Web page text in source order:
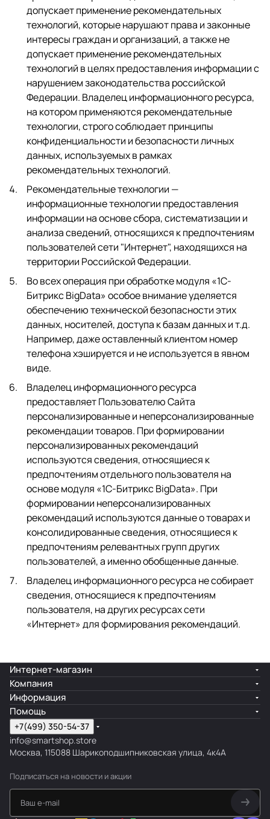
допускает применение рекомендательных
технологий, которые нарушают права и законные
интересы граждан и организаций, а также не
допускает применение рекомендательных
технологий в целях предоставления информации с
нарушением законодательства российской
Федерации. Владелец информационного ресурса,
на котором применяются рекомендательные
технологии, строго соблюдает принципы
конфиденциальности и безопасности личных
данных, используемых в рамках
рекомендательных технологий.
Рекомендательные технологии —
информационные технологии предоставления
информации на основе сбора, систематизации и
анализа сведений, относящихся к предпочтениям
пользователей сети "Интернет", находящихся на
территории Российской Федерации.
Во всех операция при обработке модуля «1C-
Битрикс BigData» особое внимание уделяется
обеспечению технической безопасности этих
данных, носителей, доступа к базам данных и т.д.
Например, даже оставленный клиентом номер
телефона хэшируется и не используется в явном
виде.
Владелец информационного ресурса
предоставляет Пользователю Сайта
персонализированные и неперсонализированные
рекомендации товаров. При формировании
персонализированных рекомендаций
используются сведения, относящиеся к
предпочтениям отдельного пользователя на
основе модуля «1C-Битрикс BigData». При
формировании неперсонализированных
рекомендаций используются данные о товарах и
консолидированные сведения, относящиеся к
предпочтениям релевантных групп других
пользователей, а именно обобщенные данные.
Владелец информационного ресурса не собирает
сведения, относящиеся к предпочтениям
пользователя, на других ресурсах сети
«Интернет» для формирования рекомендаций.
Интернет-магазин
Компания
Информация
Помощь
+7(499) 350-54-37
info@smartshop.store
Москва, 115088 Шарикоподшипниковская улица, 4к4А
Подписаться на новости и акции